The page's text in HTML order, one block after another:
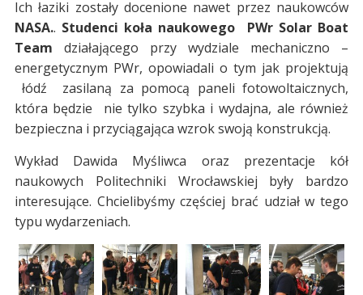
Ich łaziki zostały docenione nawet przez naukowców
NASA.. Studenci koła naukowego PWr Solar Boat
Team działającego przy wydziale mechaniczno –
energetycznym PWr, opowiadali o tym jak projektują
łódź zasilaną za pomocą paneli fotowoltaicznych,
która będzie nie tylko szybka i wydajna, ale również
bezpieczna i przyciągająca wzrok swoją konstrukcją.
Wykład Dawida Myśliwca oraz prezentacje kół
naukowych Politechniki Wrocławskiej były bardzo
interesujące. Chcielibyśmy częściej brać udział w tego
typu wydarzeniach.